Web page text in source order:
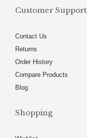
Customer Support
Contact Us
Returns
Order History
Compare Products
Blog
Shopping